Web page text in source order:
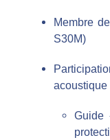
Membre
S30M)
acoustique
Guide